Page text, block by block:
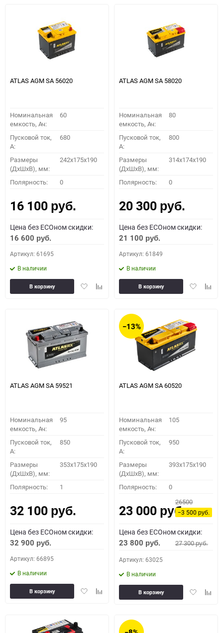
ATLAS AGM SA 56020
Номинальная
емкость, Ач:
60
Пусковой ток,
A:
680
Размеры
(ДхШхВ), мм:
242x175x190
Полярность: 0
16 100 руб.
Цена без ECOном скидки:
16 600 руб.
Артикул: 61695
В наличии
ДобавитьДобавить
В корзину
ATLAS AGM SA 58020
Номинальная
емкость, Ач:
80
Пусковой ток,
A:
800
Размеры
(ДхШхВ), мм:
314x174x190
Полярность: 0
20 300 руб.
Цена без ECOном скидки:
21 100 руб.
Артикул: 61849
В наличии
Добавить
В корзину
ATLAS AGM SA 59521
Номинальная
емкость, Ач:
95
Пусковой ток,
A:
850
Размеры
(ДхШхВ), мм:
353x175x190
Полярность: 1
32 100 руб.
Цена без ECOном скидки:
32 900 руб.
Артикул: 66895
В наличии
ДобавитьДобавить
В корзину
−13%
ATLAS AGM SA 60520
Номинальная
емкость, Ач:
105
Пусковой ток,
A:
950
Размеры
(ДхШхВ), мм:
393x175x190
Полярность: 0
23 000 руб.
26500
−3 500руб.
Цена без ECOном скидки:
23 800 руб. 27 300руб.
Артикул: 63025
В наличии
Добавить
В корзину